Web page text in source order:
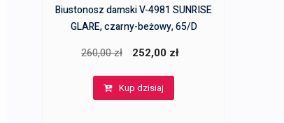
Biustonosz damski V-4981 SUNRISE
GLARE, czarny-beżowy, 65/D
260,00zł
Pierwotna
wynosiła:
252,00 zł
Kup dzisiaj